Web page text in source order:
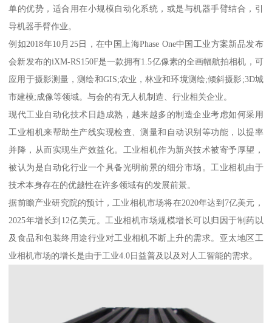
单的优势，适合用在小规模自动化系统，或是与机器手臂结合，引
导机器手臂作业。
例如2018年10月25日，在中国上海Phase One中国工业方案新品发布
会新发布的iXM-RS150F是一款拥有1.5亿像素的全画幅航拍相机，可
应用于摄影测量，测绘和GIS;农业，林业和环境测绘;倾斜摄影;3D城
市建模;成像等领域。与会的有无人机制造、行业相关企业。
现代工业自动化技术日趋成熟，越来越多的制造企业考虑如何采用
工业相机来帮助生产线实现检查、测量和自动识别等功能，以提率
并降，从而实现生产效益化。工业相机作为新兴技术被寄予厚望，
被认为是自动化行业一个具备光明前景的细分市场。工业相机由于
技术本身存在的优越性在许多领域有的发展前景。
据前瞻产业研究院的预计，工业相机市场将在2020年达到7亿美元，
2025年增长到12亿美元。工业相机市场规模增长可以归因于制药以
及食品和包装终用途行业对工业相机不断上升的需求。亚太地区工
业相机市场的增长是由于工业4.0日益普及以及对人工智能的需求。